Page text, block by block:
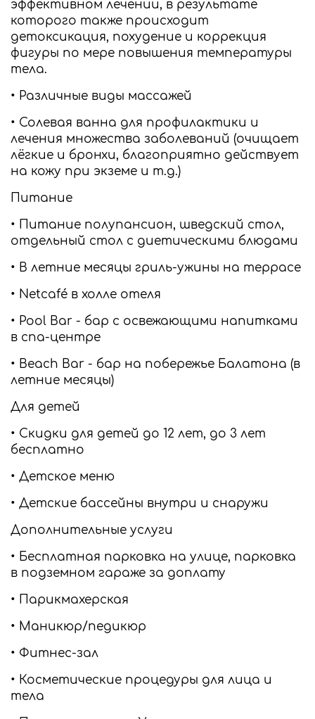
эффективном лечении, в результате
которого также происходит
детоксикация, похудение и коррекция
фигуры по мере повышения температуры
тела.
• Различные виды массажей
• Солевая ванна для профилактики и
лечения множества заболеваний (очищает
лёгкие и бронхи, благоприятно действует
на кожу при экземе и т.д.)
Питание
• Питание полупансион, шведский стол,
отдельный стол с диетическими блюдами
• В летние месяцы гриль-ужины на террасе
• Netcafé в холле отеля
• Pool Bar - бар с освежающими напитками
в спа-центре
• Beach Bar - бар на побережье Балатона (в
летние месяцы)
Для детей
• Скидки для детей до 12 лет, до 3 лет
бесплатно
• Детское меню
• Детские бассейны внутри и снаружи
Дополнительные услуги
• Бесплатная парковка на улице, парковка
в подземном гараже за доплату
• Парикмахерская
• Маникюр/педикюр
• Фитнес-зал
• Косметические процедуры для лица и
тела